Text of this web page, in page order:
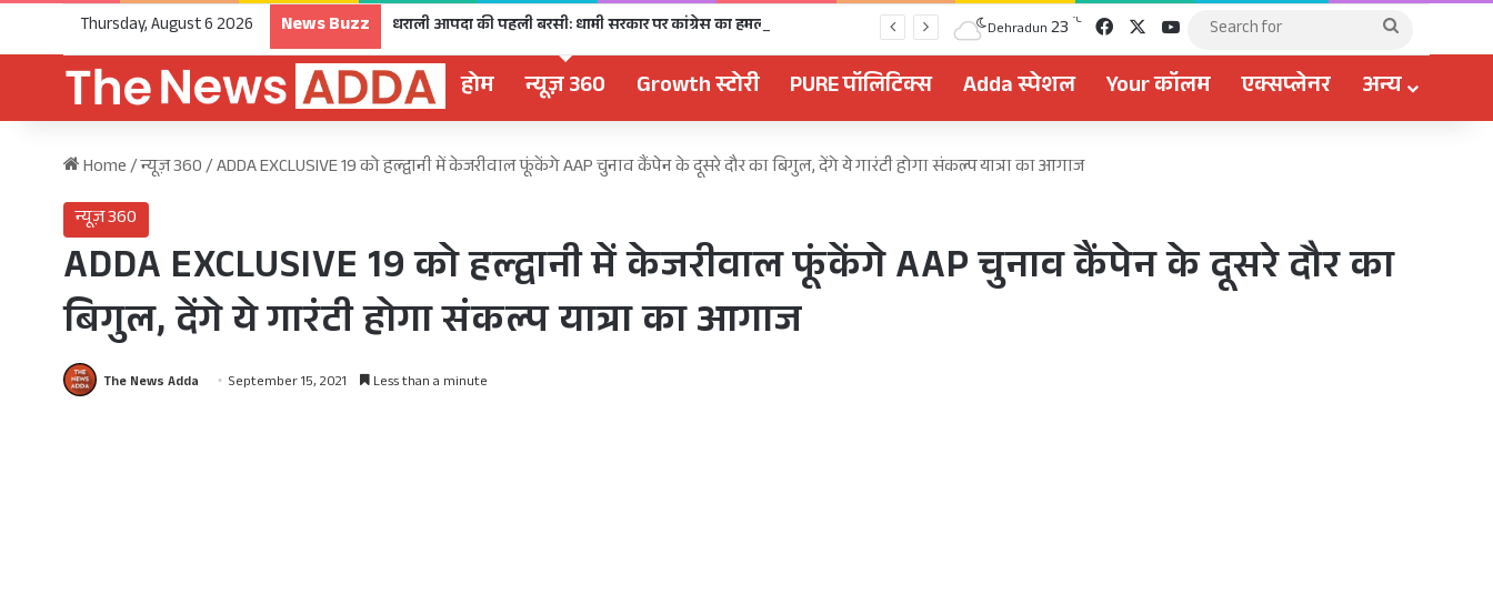
Thursday, August 6 2026 News Buzz Dehradun 23 ℃ FacebookYouTube
Search
होम न्यूज़ 360 Growth स्टोरी PURE पॉलिटिक्स Adda स्पेशल Your कॉलम एक्सप्लेनर अन्य
Home/न्यूज़ 360/ADDA EXCLUSIVE 19 को हल्द्वानी में केजरीवाल फूंकेंगे AAP चुनाव कैंपेन के दूसरे दौर का बिगुल, देंगे ये गारंटी होगा संकल्प यात्रा का आगाज
न्यूज़ 360
ADDA EXCLUSIVE 19 को हल्द्वानी में केजरीवाल फूंकेंगे AAP चुनाव कैंपेन के दूसरे दौर का
बिगुल, देंगे ये गारंटी होगा संकल्प यात्रा का आगाज
The News Adda September 15, 2021 Less than a minute